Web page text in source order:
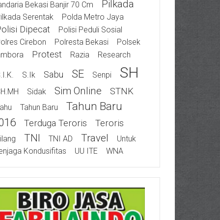
Bekasi Banjir 70 Cm
Pilkada
Serentak Polda Metro Jaya
Dipecat
Polisi Peduli Sosial
Cirebon
Polresta Bekasi
Polsek
Protest Razia Research
S.Ik Sabu SE Senpi SH
Sidak Sim Online STNK
Tahun Baru
Tahun Baru
Terduga Teroris Teroris
TNI TNI AD Travel
Untuk
Kondusifitas
UU ITE WNA